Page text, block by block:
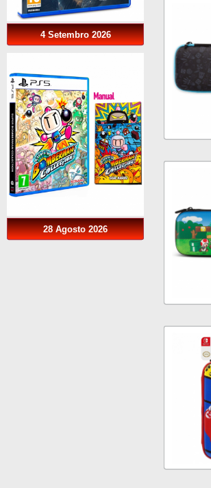
4 Setembro 2026
28 Agosto 2026